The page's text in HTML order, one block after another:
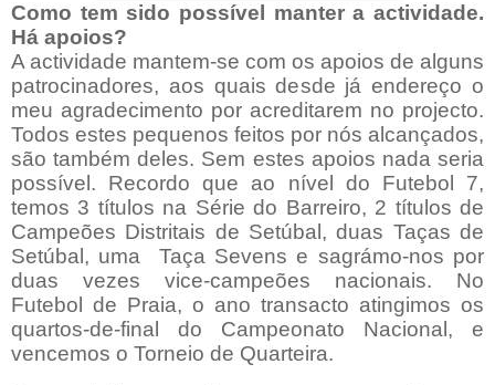
Como tem sido possível manter a actividade.
Há apoios?
A actividade mantem-se com os apoios de alguns
patrocinadores, aos quais desde já endereço o
meu agradecimento por acreditarem no projecto.
Todos estes pequenos feitos por nós alcançados,
são também deles. Sem estes apoios nada seria
possível. Recordo que ao nível do Futebol 7,
temos 3 títulos na Série do Barreiro, 2 títulos de
Campeões Distritais de Setúbal, duas Taças de
Setúbal, uma
Taça Sevens e sagrámo-nos por
duas vezes vice-campeões nacionais. No
Futebol de Praia, o ano transacto atingimos os
quartos-de-final do Campeonato Nacional, e
vencemos o Torneio de Quarteira.